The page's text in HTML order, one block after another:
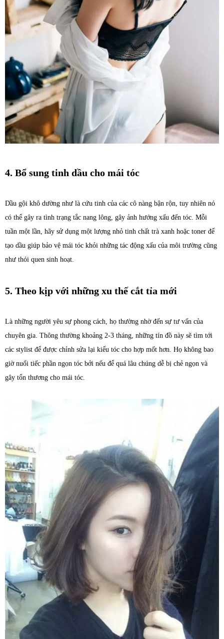
4. Bổ sung tinh dầu cho mái tóc
Dầu gội khô dường như là cứu tinh của các cô nàng bận rộn, tuy nhiên nó
có thể gây ra tình trạng tắc nang lông, gây ảnh hướng xấu đến tóc. Mỗi
tuần một lần, hãy sử dụng một lượng nhỏ tinh chất trà xanh hoặc toner để
tạo dầu giúp bảo vệ mái tóc khỏi những tác động xấu của môi trường cũng
như thói quen sinh hoạt.
5. Theo kịp với những xu thế cắt tỉa mới
Là những người yêu sự phong cách, họ thường nhờ đến sự tư vấn của
chuyên gia. Thông thường khoảng 2-3 tháng, những tín đồ này sẽ tìm tới
các stylist để được chỉnh sửa lại kiểu tóc cho hợp mốt hơn. Họ không bao
giờ nuối tiếc phần ngọn tóc bởi nếu để quá lâu chúng dễ bị chẻ ngọn và
gây tổn thương cho mái tóc.